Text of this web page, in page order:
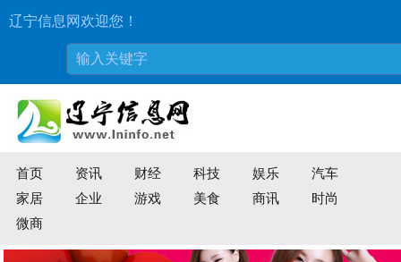
辽宁信息网欢迎您！
首页 资讯 财经 科技 娱乐
汽车
家居
企业 游戏 美食 商讯
时尚
微商